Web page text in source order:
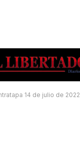
14 de julio de 2022